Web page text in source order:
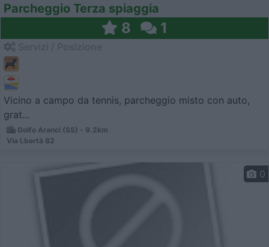
Parcheggio Terza spiaggia
8 1
Vicino a campo da tennis, parcheggio misto con auto,
grat...
Golfo Aranci (SS) - 9.2km
Via Lbertà 82
0